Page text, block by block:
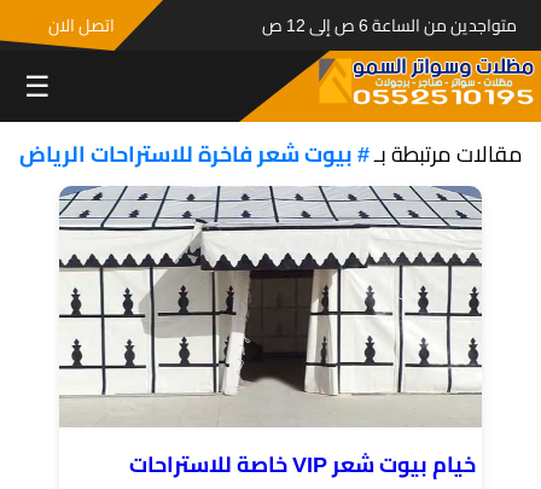
متواجدين من الساعة 6 ص إلى 12 ص اتصل الان
☰
مقالات مرتبطة بـ# بيوت شعر فاخرة للاستراحات الرياض
خيام بيوت شعر VIP خاصة للاستراحات